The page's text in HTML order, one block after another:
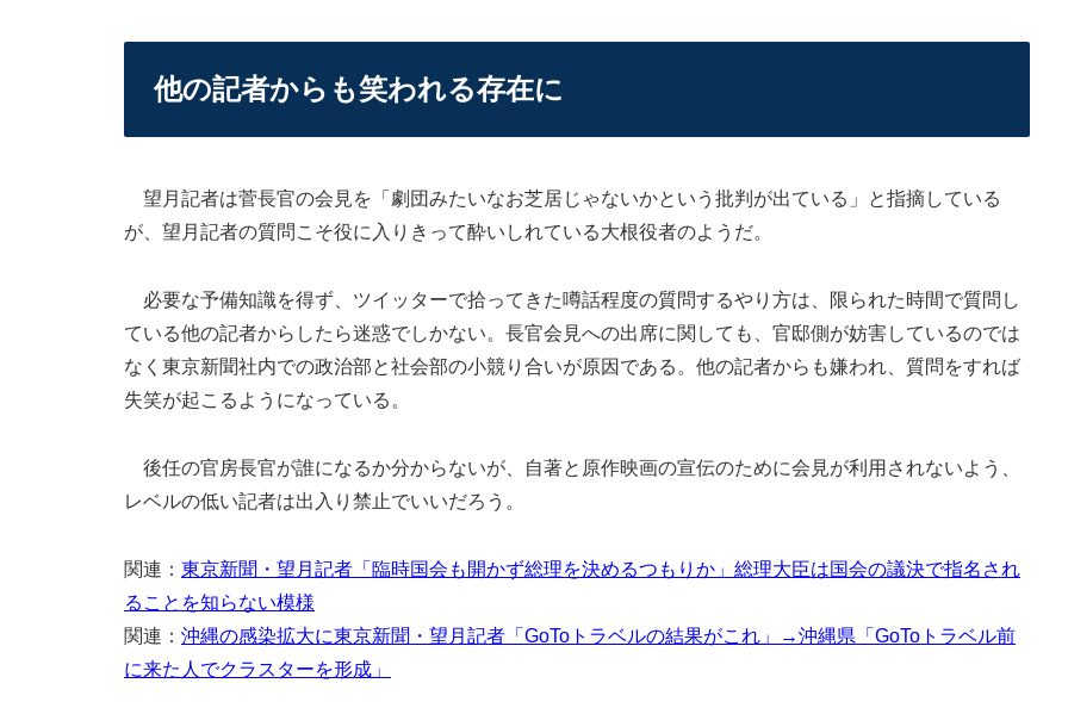
他の記者からも笑われる存在に
望月記者は菅長官の会見を「劇団みたいなお芝居じゃないかという批判が出ている」と指摘している
が、望月記者の質問こそ役に入りきって酔いしれている大根役者のようだ。
必要な予備知識を得ず、ツイッターで拾ってきた噂話程度の質問するやり方は、限られた時間で質問し
ている他の記者からしたら迷惑でしかない。長官会見への出席に関しても、官邸側が妨害しているのでは
なく東京新聞社内での政治部と社会部の小競り合いが原因である。他の記者からも嫌われ、質問をすれば
失笑が起こるようになっている。
後任の官房長官が誰になるか分からないが、自著と原作映画の宣伝のために会見が利用されないよう、
レベルの低い記者は出入り禁止でいいだろう。
関連： 東京新聞・望月記者「臨時国会も開かず総理を決めるつもりか」総理大臣は国会の議決で指名され
ることを知らない模様
関連： 沖縄の感染拡大に東京新聞・望月記者「GoToトラベルの結果がこれ」→沖縄県「GoToトラベル前
に来た人でクラスターを形成」